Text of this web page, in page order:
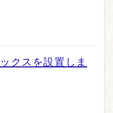
クスを設置しま